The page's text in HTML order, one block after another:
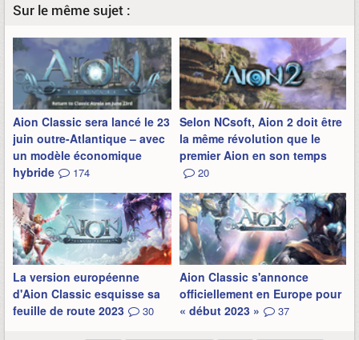
Sur le même sujet :
Aion Classic sera lancé le 23
juin outre-Atlantique – avec
un modèle économique
hybride
174
Selon NCsoft, Aion 2 doit être
la même révolution que le
premier Aion en son temps
20
La version européenne
d'Aion Classic esquisse sa
feuille de route 2023
30
Aion Classic s'annonce
officiellement en Europe pour
« début 2023 »
37